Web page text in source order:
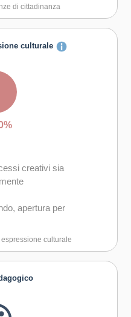
di cittadinanza
culturale
creativi sia
apertura per
culturale